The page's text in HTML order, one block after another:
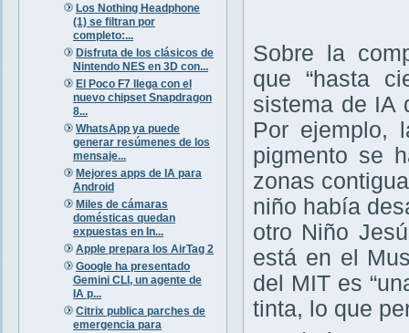
Los Nothing Headphone
(1) se filtran por
completo:...
Disfruta de los clásicos de
Nintendo NES en 3D con...
El Poco F7 llega con el
nuevo chipset Snapdragon
8...
WhatsApp ya puede
generar resúmenes de los
mensaje...
Mejores apps de IA para
Android
Miles de cámaras
domésticas quedan
expuestas en In...
Apple prepara los AirTag 2
Google ha presentado
Gemini CLI, un agente de
IA p...
Citrix publica parches de
emergencia para
Sobre la
que “hasta
sistema de IA
Por ejemplo,
pigmento se
zonas
niño había
otro Niño
está en el
del MIT es
tinta, lo que